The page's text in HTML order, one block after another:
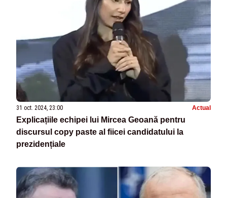
31 oct. 2024, 23:00 Actual
Explicațiile echipei lui Mircea Geoană pentru
discursul copy paste al fiicei candidatului la
prezidențiale